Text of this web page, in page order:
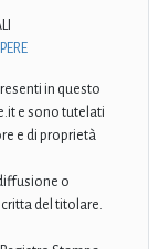
in questo
e sono tutelati
e di proprietà
o
del titolare.